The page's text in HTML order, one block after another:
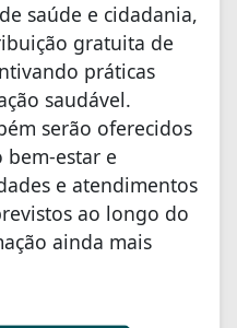
saúde e cidadania,
gratuita de
práticas
saudável.
serão oferecidos
estar e
e atendimentos
ao longo do
ainda mais